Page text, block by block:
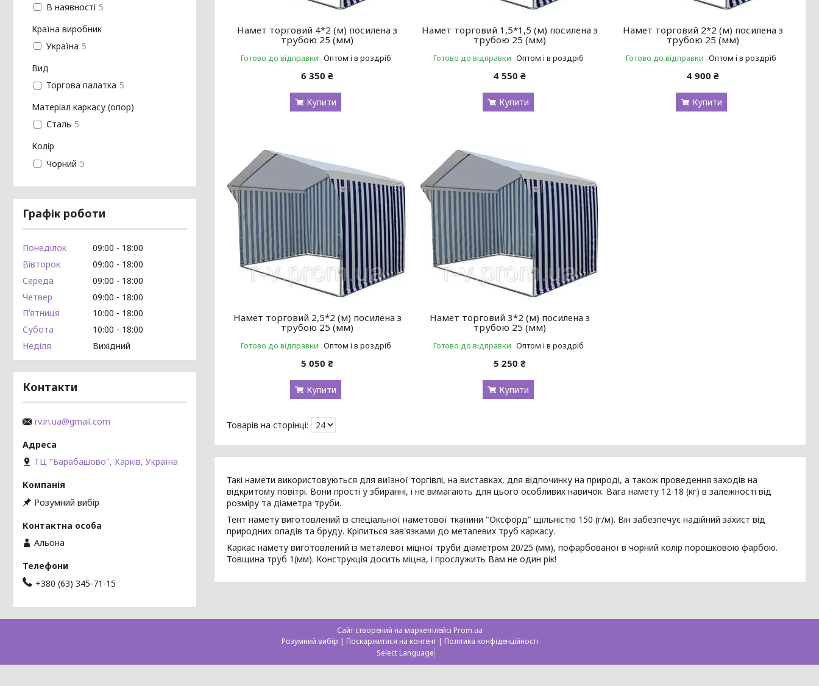
Намет торговий 4*2 (м) посилена з
трубою 25 (мм)
Готово до відправки Оптом і в роздріб
6 350 ₴
Купити
Намет торговий 1,5*1,5 (м) посилена з
трубою 25 (мм)
Готово до відправки Оптом і в роздріб
4 550 ₴
Купити
Намет торговий 2*2 (м) посилена з
трубою 25 (мм)
Готово до відправки Оптом і в роздріб
4 900 ₴
Купити
Намет торговий 2,5*2 (м) посилена з
трубою 25 (мм)
Готово до відправки Оптом і в роздріб
5 050 ₴
Купити
Намет торговий 3*2 (м) посилена з
трубою 25 (мм)
Готово до відправки Оптом і в роздріб
5 250 ₴
Купити
Такі намети використовуються для виїзної торгівлі, на виставках, для відпочинку на природі, а також проведення заходів на
відкритому повітрі. Вони прості у збиранні, і не вимагають для цього особливих навичок. Вага намету 12-18 (кг) в залежності від
розміру та діаметра труби.
Тент намету виготовлений із спеціальної наметової тканини "Оксфорд" щільністю 150 (г/м). Він забезпечує надійний захист від
природних опадів та бруду. Кріпиться зав'язками до металевих труб каркасу.
Каркас намету виготовлений із металевої міцної труби діаметром 20/25 (мм), пофарбованої в чорний колір порошковою фарбою.
Товщина труб 1(мм). Конструкція досить міцна, і прослужить Вам не один рік!
В наявності 5
Країна виробник
Україна 5
Вид
Торгова палатка 5
Матеріал каркасу (опор)
Сталь 5
Колір
Чорний 5
Графік роботи
Понеділок 09:00
18:00
Вівторок
09:00
18:00
Середа
09:00
18:00
Четвер
09:00
18:00
Пʼятниця
10:00
18:00
Субота
10:00
18:00
Неділя
Вихідний
Контакти
rv.in.ua@gmail.com
ТЦ "Барабашово", Харків, Україна
Розумний вибір
Альона
+380 (63) 345-71-15
Сайт створений на маркетплейсі Prom.ua
Розумний вибір | Поскаржитися на контент | Політика конфіденційності
Select Language ▼